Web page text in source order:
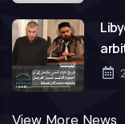
View More News